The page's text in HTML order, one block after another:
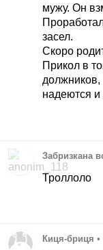
мужу. Он
засел.
Скоро
Прикол в
надеются и
Забризкана
Троллоло
Киця-бриця •